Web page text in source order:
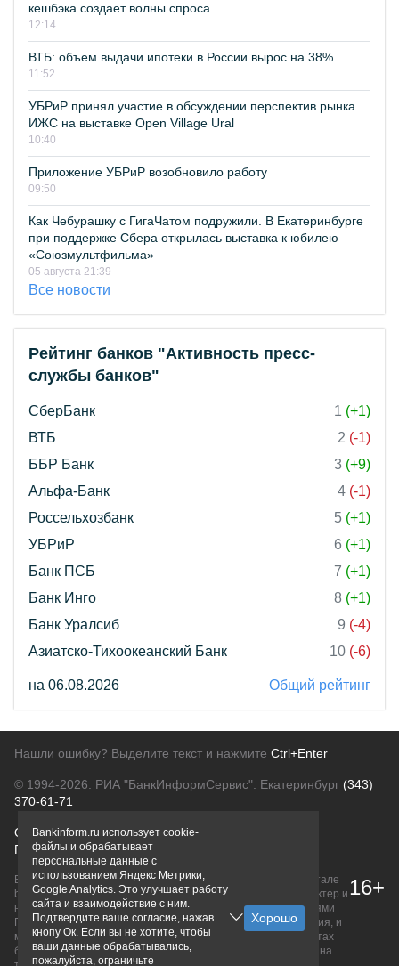
кешбэка создает волны спроса
12:14
ВТБ: объем выдачи ипотеки в России вырос на 38%
11:52
УБРиР принял участие в обсуждении перспектив рынка
ИЖС на выставке Open Village Ural
10:40
Приложение УБРиР возобновило работу
09:50
Как Чебурашку с ГигаЧатом подружили. В Екатеринбурге
при поддержке Сбера открылась выставка к юбилею
«Союзмультфильма»
05 августа 21:39
Все новости
Рейтинг банков "Активность пресс-
службы банков"
СберБанк 1 (+1)
ВТБ
2 (-1)
ББР Банк
3 (+9)
Альфа-Банк
4 (-1)
Россельхозбанк
5 (+1)
УБРиР
6 (+1)
Банк ПСБ
7 (+1)
Банк Инго
8 (+1)
Банк Уралсиб
9 (-4)
Азиатско-Тихоокеанский Банк
10 (-6)
на 06.08.2026 Общий рейтинг
Нашли ошибку? Выделите текст и нажмите Ctrl+Enter
© 1994-2026. РИА "БанкИнформСервис". Екатеринбург (343)
370-61-71
О проектеПолитика конфиденциальности
Правовая информацияДля рекламодателей
Вся информация о продуктах банков, размещенная на портале
bankinform.ru, носит исключительно ознакомительный характер и
не является публичной офертой, определяемой положениями
ГК РФ. Информация не содержит точного и полного описания, и
может быть изменена. Конечные условия уточняйте на сайтах
банков или при личном обращении. Исключительное право на
16+
Bankinform.ru использует cookie-
файлы и обрабатывает
персональные данные с
использованием Яндекс Метрики,
Google Analytics. Это улучшает работу
сайта и взаимодействие с ним.
Подтвердите ваше согласие, нажав
кнопу Ок. Если вы не хотите, чтобы
ваши данные обрабатывались,
пожалуйста, ограничьте